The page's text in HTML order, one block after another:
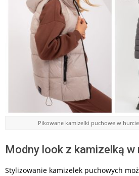
Pikowane kamizelki puchowe w
Modny look z kamizelką w
Stylizowanie kamizelek puchowych